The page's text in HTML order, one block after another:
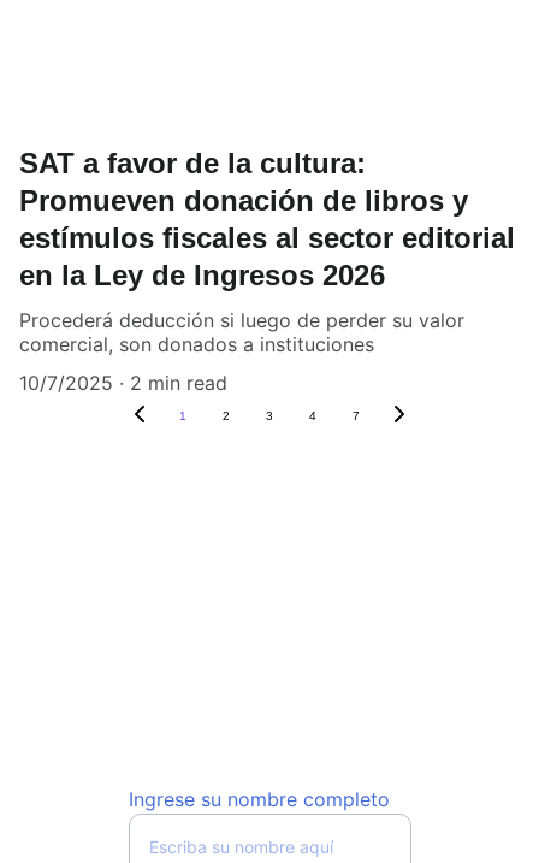
SAT a favor de la cultura:
Promueven donación de libros y
estímulos fiscales al sector editorial
en la Ley de Ingresos 2026
Procederá deducción si luego de perder su valor
comercial, son donados a instituciones
10/7/2025
2 min read
1 2 3 4 7
Ingrese su nombre completo